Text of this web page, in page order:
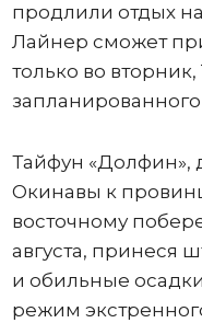
продлили отдых
Лайнер сможет
только во вторник,
запланированного
Тайфун «Долфин»,
Окинавы к
восточному
августа, принеся
и обильные
режим